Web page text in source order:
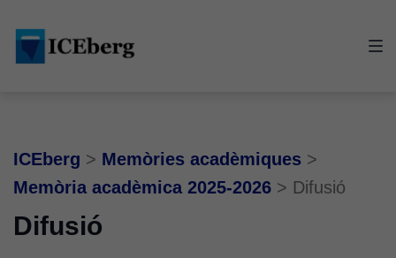
main
content
footer
ICEberg > Memòries acadèmiques >
Memòria acadèmica 2025-2026 > Difusió
Difusió